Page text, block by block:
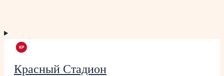
Красный Стадион